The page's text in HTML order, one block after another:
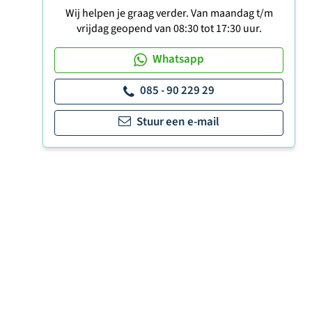
Wij helpen je graag verder. Van maandag t/m
vrijdag geopend van 08:30 tot 17:30 uur.
Whatsapp
085 - 90 229 29
Stuur een e-mail